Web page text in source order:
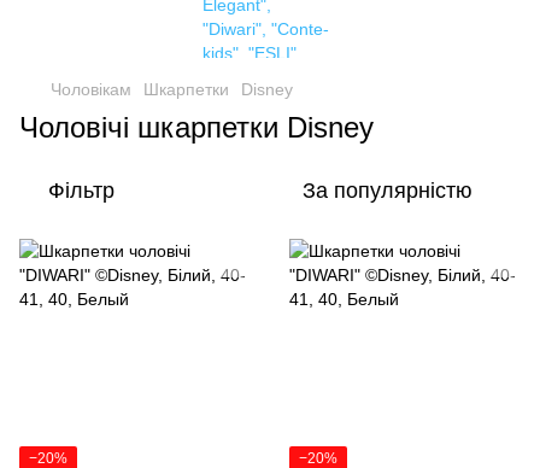
Чоловікам Шкарпетки Disney
Чоловічі шкарпетки Disney
Фільтр За популярністю
−20% −20%